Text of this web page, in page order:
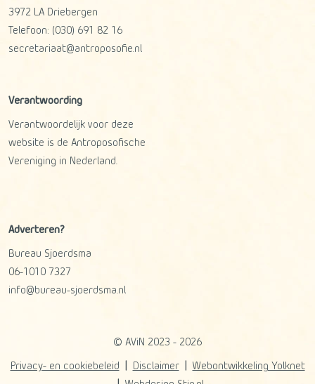
3972 LA
Driebergen
Telefoon: (030) 691 82 16
secretariaat@antroposofie.nl
Verantwoording
Verantwoordelijk voor deze
website is de Antroposofische
Vereniging in Nederland.
Adverteren?
Bureau Sjoerdsma
06-1010 7327
info@bureau-sjoerdsma.nl
© AViN 2023 - 2026
Privacy- en cookiebeleid Disclaimer
Webontwikkeling Yolknet